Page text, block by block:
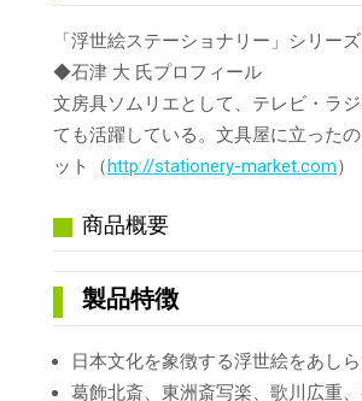
「浮世絵ステーショナリー」シリー
◆石津 大 氏プロフィール
文房具ソムリエとして、テレビ・ラ
ても活躍している。文具屋に立った
ット（http://stationery-market.com）
商品概要
製品特徴
日本文化を象徴する浮世絵をあし
葛飾北斎、東洲斎写楽、歌川広重